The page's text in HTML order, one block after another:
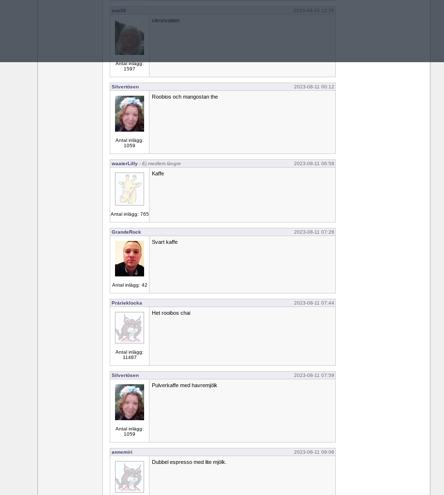
sus50 2023-08-10 12:35
Antal inlägg:
1597
citronvatten
Silvertösen 2023-08-11 00:12
Antal inlägg:
1059
Roobios och mangostan the
waaterLilly - Ej medlem längre 2023-08-11 06:58
Antal inlägg: 765
Kaffe
GrandeRock 2023-08-11 07:28
Antal inlägg: 42
Svart kaffe
Prärieklocka 2023-08-11 07:44
Antal inlägg:
11487
Het rooibos chai
Silvertösen 2023-08-11 07:59
Antal inlägg:
1059
Pulverkaffe med havremjölk
annemiri 2023-08-11 09:06
Dubbel espresso med lite mjölk.